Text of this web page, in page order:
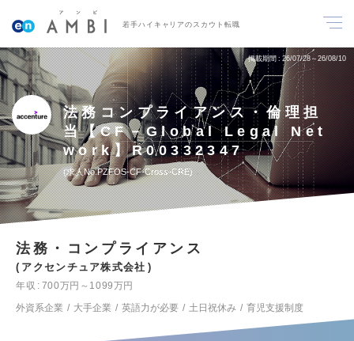
若手ハイキャリアのスカウト転職
掲載期間 26/07/28～26/08/10
法務コンプライアンス・倫理担
当【CF－Global Legal Net
work】R00332347
求人No.PZFOS-CF-Cross-CRE
法務・コンプライアンス
アクセンチュア株式会社
年収
700万円～1099万円
外資系企業
大手企業 英語力が必要 土日祝休み 育児支援制度